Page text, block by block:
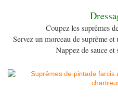
Coupez les suprêmes
Servez un morceau de suprême
Nappez de sauce et